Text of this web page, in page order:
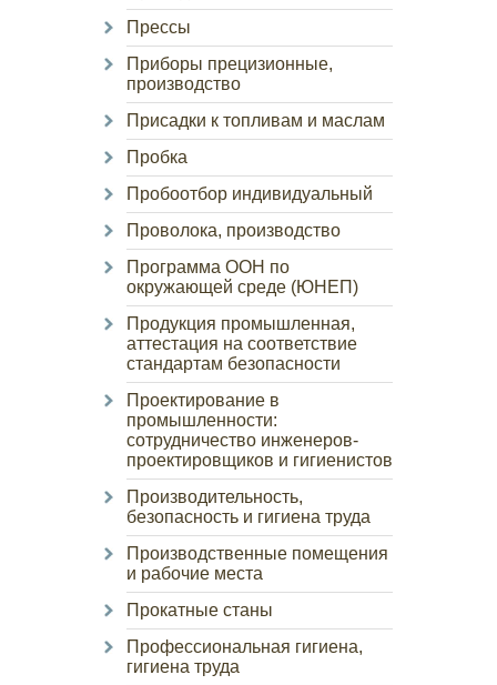
Прессы
Приборы прецизионные,
производство
Присадки к топливам и маслам
Пробка
Пробоотбор индивидуальный
Проволока, производство
Программа ООН по
окружающей среде (ЮНЕП)
Продукция промышленная,
аттестация на соответствие
стандартам безопасности
Проектирование в
промышленности:
сотрудничество инженеров-
проектировщиков и гигиенистов
Производительность,
безопасность и гигиена труда
Производственные помещения
и рабочие места
Прокатные станы
Профессиональная гигиена,
гигиена труда